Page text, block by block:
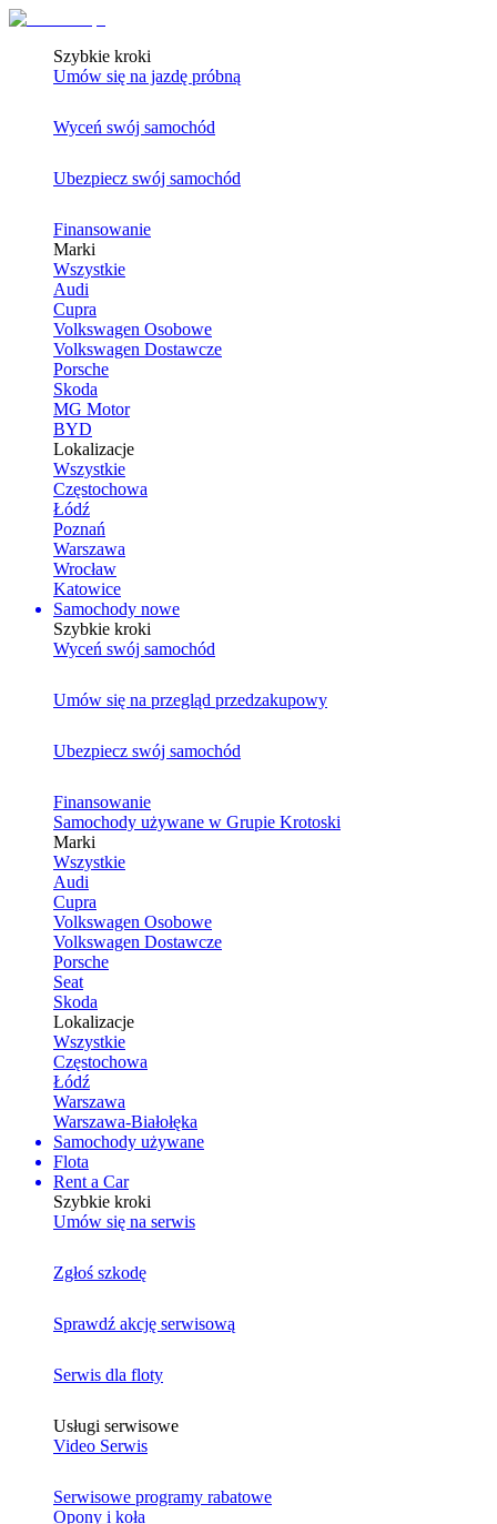
Szybkie kroki
Umów się na jazdę próbną
Wyceń swój samochód
Ubezpiecz swój samochód
Finansowanie
Marki
Wszystkie
Audi
Cupra
Volkswagen Osobowe
Volkswagen Dostawcze
Porsche
Skoda
MG Motor
BYD
Lokalizacje
Wszystkie
Częstochowa
Łódź
Poznań
Warszawa
Wrocław
Katowice
Samochody nowe
Szybkie kroki
Wyceń swój samochód
Umów się na przegląd przedzakupowy
Ubezpiecz swój samochód
Finansowanie
Samochody używane w Grupie Krotoski
Marki
Wszystkie
Audi
Cupra
Volkswagen Osobowe
Volkswagen Dostawcze
Porsche
Seat
Skoda
Lokalizacje
Wszystkie
Częstochowa
Łódź
Warszawa
Warszawa-Białołęka
Samochody używane
Flota
Rent a Car
Szybkie kroki
Umów się na serwis
Zgłoś szkodę
Sprawdź akcję serwisową
Serwis dla floty
Usługi serwisowe
Video Serwis
Serwisowe programy rabatowe
Opony i koła